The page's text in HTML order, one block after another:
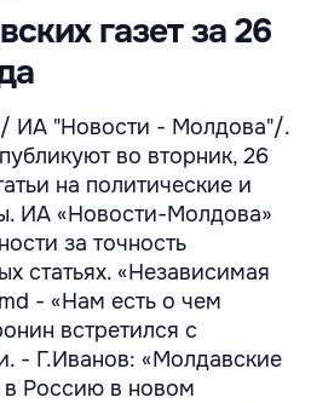
газет за 26
"Новости - Молдова"/.
во вторник, 26
на политические и
ИА «Новости-Молдова»
за точность
статьях. «Независимая
- «Нам есть о чем
встретился с
- Г.Иванов: «Молдавские
Россию в новом